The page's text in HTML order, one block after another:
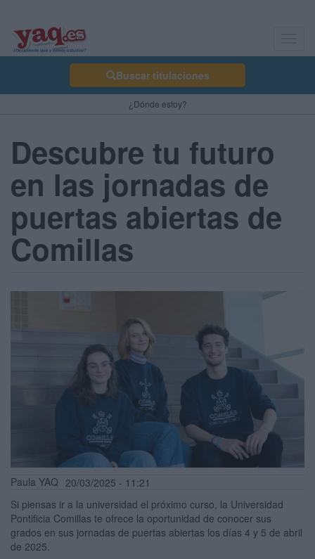
Buscar titulaciones
¿Dónde estoy?
Descubre tu futuro
en las jornadas de
puertas abiertas de
Comillas
Paula YAQ 20/03/2025 - 11:21
Si piensas ir a la universidad el próximo curso, la Universidad
Pontificia Comillas te ofrece la oportunidad de conocer sus
grados en sus jornadas de puertas abiertas los días 4 y 5 de abril
de 2025.